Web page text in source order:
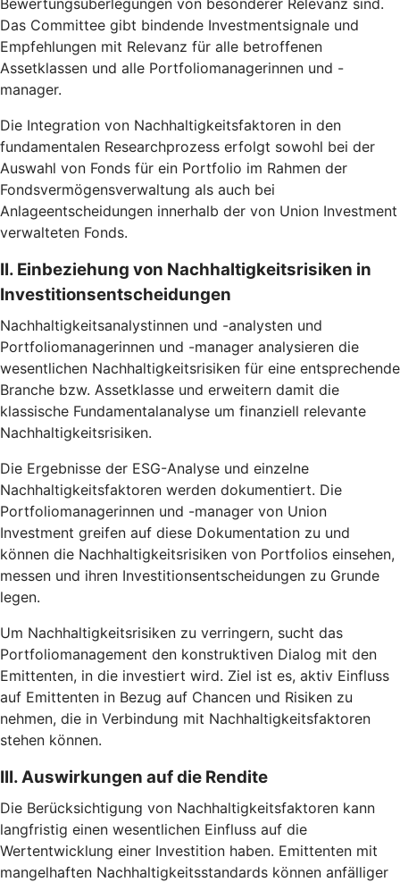
Bewertungsüberlegungen von besonderer Relevanz sind.
Das Committee gibt bindende Investmentsignale und
Empfehlungen mit Relevanz für alle betroffenen
Assetklassen und alle Portfoliomanagerinnen und -
manager.
Die Integration von Nachhaltigkeitsfaktoren in den
fundamentalen Researchprozess erfolgt sowohl bei der
Auswahl von Fonds für ein Portfolio im Rahmen der
Fondsvermögensverwaltung als auch bei
Anlageentscheidungen innerhalb der von Union Investment
verwalteten Fonds.
II. Einbeziehung von Nachhaltigkeitsrisiken in
Investitionsentscheidungen
Nachhaltigkeitsanalystinnen und -analysten und
Portfoliomanagerinnen und -manager analysieren die
wesentlichen Nachhaltigkeitsrisiken für eine entsprechende
Branche bzw. Assetklasse und erweitern damit die
klassische Fundamentalanalyse um finanziell relevante
Nachhaltigkeitsrisiken.
Die Ergebnisse der ESG-Analyse und einzelne
Nachhaltigkeitsfaktoren werden dokumentiert. Die
Portfoliomanagerinnen und -manager von Union
Investment greifen auf diese Dokumentation zu und
können die Nachhaltigkeitsrisiken von Portfolios einsehen,
messen und ihren Investitionsentscheidungen zu Grunde
legen.
Um Nachhaltigkeitsrisiken zu verringern, sucht das
Portfoliomanagement den konstruktiven Dialog mit den
Emittenten, in die investiert wird. Ziel ist es, aktiv Einfluss
auf Emittenten in Bezug auf Chancen und Risiken zu
nehmen, die in Verbindung mit Nachhaltigkeitsfaktoren
stehen können.
III. Auswirkungen auf die Rendite
Die Berücksichtigung von Nachhaltigkeitsfaktoren kann
langfristig einen wesentlichen Einfluss auf die
Wertentwicklung einer Investition haben. Emittenten mit
mangelhaften Nachhaltigkeitsstandards können anfälliger